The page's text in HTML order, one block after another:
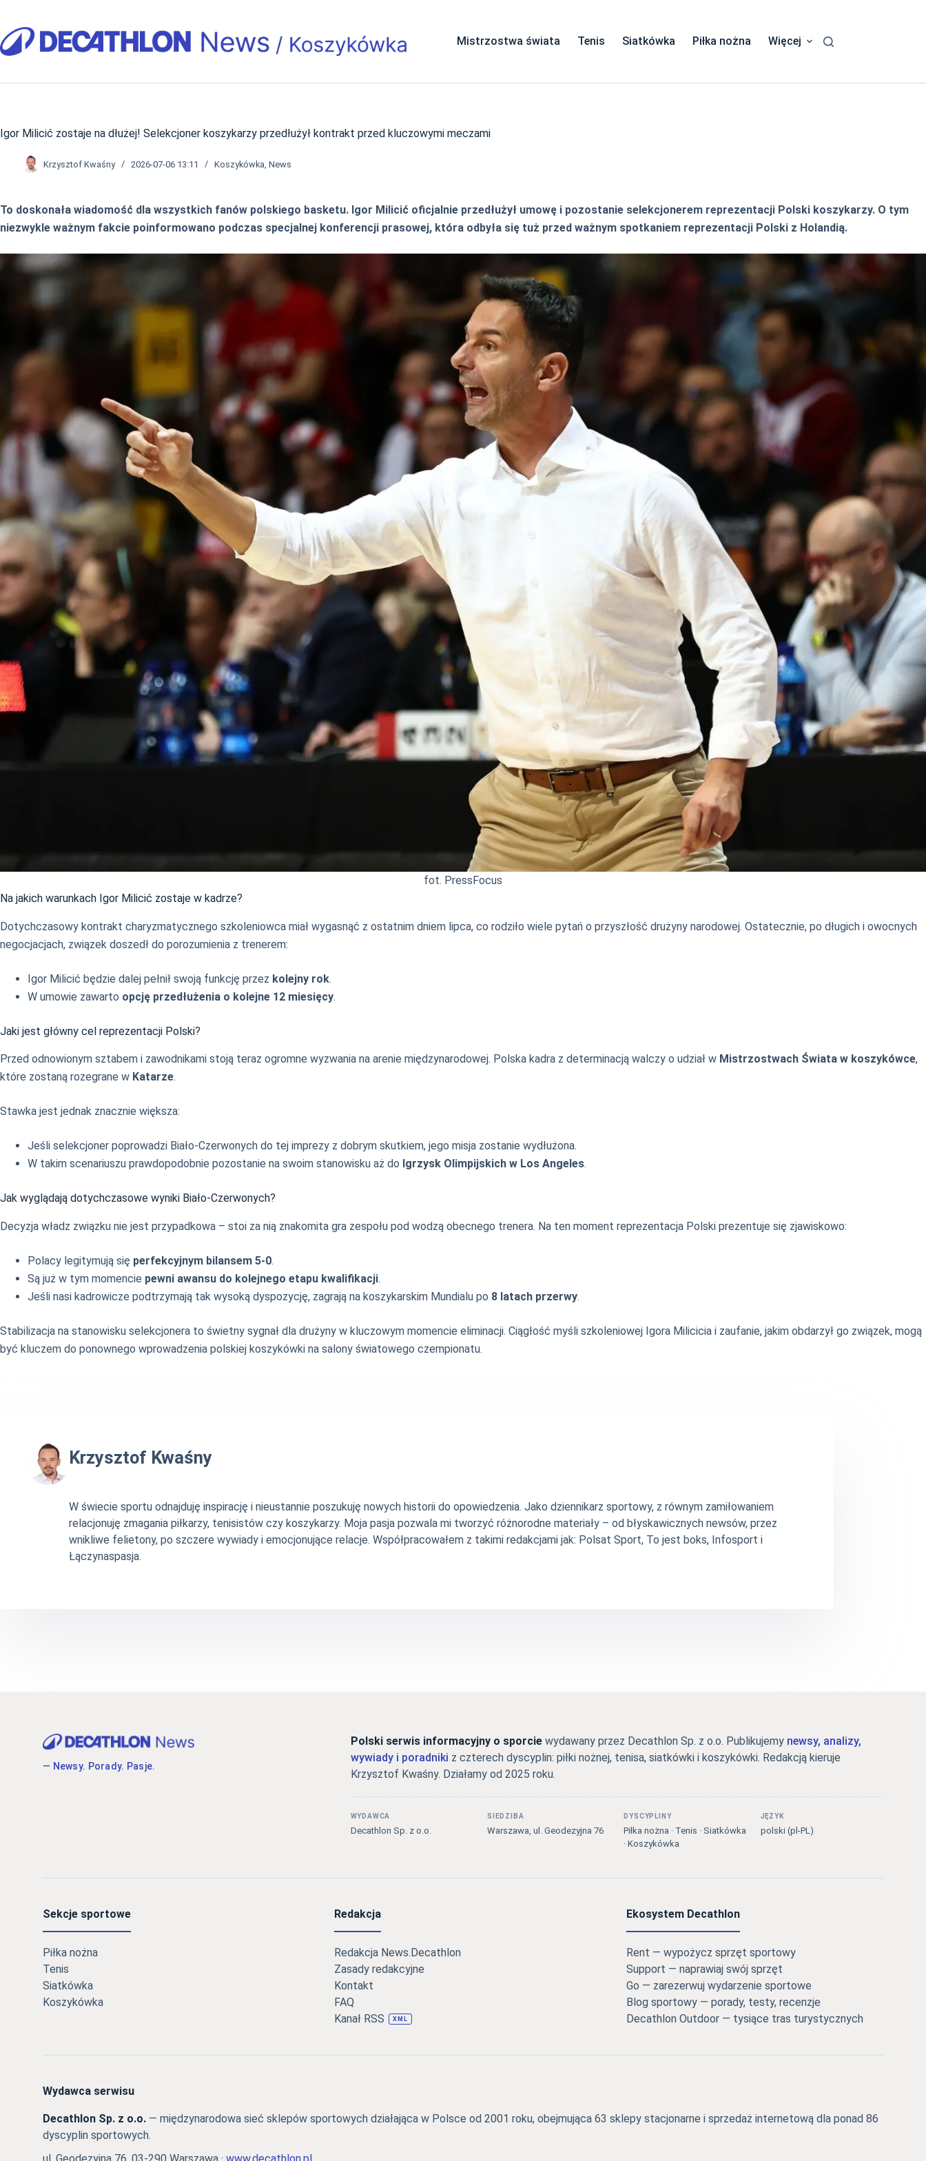
treści
Mistrzostwa świata Tenis Siatkówka Piłka nożna Więcej
Igor Milicić zostaje na dłużej! Selekcjoner koszykarzy przedłużył kontrakt przed kluczowymi meczami
Krzysztof Kwaśny 2026-07-06 13:11 Koszykówka ,News
To doskonała wiadomość dla wszystkich fanów polskiego basketu. Igor Milicić oficjalnie przedłużył umowę i pozostanie selekcjonerem reprezentacji Polski koszykarzy. O tym
niezwykle ważnym fakcie poinformowano podczas specjalnej konferencji prasowej, która odbyła się tuż przed ważnym spotkaniem reprezentacji Polski z Holandią.
fot. PressFocus
Na jakich warunkach Igor Milicić zostaje w kadrze?
Dotychczasowy kontrakt charyzmatycznego szkoleniowca miał wygasnąć z ostatnim dniem lipca, co rodziło wiele pytań o przyszłość drużyny narodowej. Ostatecznie, po długich i owocnych
negocjacjach, związek doszedł do porozumienia z trenerem:
Igor Milicić będzie dalej pełnił swoją funkcję przez kolejny rok.
W umowie zawarto opcję przedłużenia o kolejne 12 miesięcy.
Jaki jest główny cel reprezentacji Polski?
Przed odnowionym sztabem i zawodnikami stoją teraz ogromne wyzwania na arenie międzynarodowej. Polska kadra z determinacją walczy o udział w Mistrzostwach Świata w koszykówce,
które zostaną rozegrane w Katarze.
Stawka jest jednak znacznie większa:
Jeśli selekcjoner poprowadzi Biało-Czerwonych do tej imprezy z dobrym skutkiem, jego misja zostanie wydłużona.
W takim scenariuszu prawdopodobnie pozostanie na swoim stanowisku aż do Igrzysk Olimpijskich w Los Angeles.
Jak wyglądają dotychczasowe wyniki Biało-Czerwonych?
Decyzja władz związku nie jest przypadkowa – stoi za nią znakomita gra zespołu pod wodzą obecnego trenera. Na ten moment reprezentacja Polski prezentuje się zjawiskowo:
Polacy legitymują się perfekcyjnym bilansem 5-0.
Są już w tym momencie pewni awansu do kolejnego etapu kwalifikacji.
Jeśli nasi kadrowicze podtrzymają tak wysoką dyspozycję, zagrają na koszykarskim Mundialu po 8 latach przerwy.
Stabilizacja na stanowisku selekcjonera to świetny sygnał dla drużyny w kluczowym momencie eliminacji. Ciągłość myśli szkoleniowej Igora Milicicia i zaufanie, jakim obdarzył go związek, mogą
być kluczem do ponownego wprowadzenia polskiej koszykówki na salony światowego czempionatu.
Krzysztof Kwaśny
W świecie sportu odnajduję inspirację i nieustannie poszukuję nowych historii do opowiedzenia. Jako dziennikarz sportowy, z równym zamiłowaniem
relacjonuję zmagania piłkarzy, tenisistów czy koszykarzy. Moja pasja pozwala mi tworzyć różnorodne materiały – od błyskawicznych newsów, przez
wnikliwe felietony, po szczere wywiady i emocjonujące relacje. Współpracowałem z takimi redakcjami jak: Polsat Sport, To jest boks, Infosport i
Łączynaspasja.
— Newsy. Porady. Pasje.
Polski serwis informacyjny o sporciewydawany przez Decathlon Sp. z o.o. Publikujemy newsy, analizy,
wywiady i poradniki z czterech dyscyplin: piłki nożnej, tenisa, siatkówki i koszykówki. Redakcją kieruje
Krzysztof Kwaśny. Działamy od 2025 roku.
WYDAWCA
Decathlon Sp. z o.o.
SIEDZIBA
Warszawa, ul. Geodezyjna 76
DYSCYPLINY
Piłka nożna · Tenis · Siatkówka
· Koszykówka
JĘZYK
polski (pl-PL)
Sekcje sportowe
Piłka nożna
Tenis
Siatkówka
Koszykówka
Redakcja
Redakcja News.Decathlon
Zasady redakcyjne
Kontakt
FAQ
Kanał RSS
XML
Ekosystem Decathlon
Rent — wypożycz sprzęt sportowy
Support — naprawiaj swój sprzęt
Go — zarezerwuj wydarzenie sportowe
Blog sportowy — porady, testy, recenzje
Decathlon Outdoor — tysiące tras turystycznych
Wydawca serwisu
Decathlon Sp. z o.o. — międzynarodowa sieć sklepów sportowych działająca w Polsce od 2001 roku, obejmująca 63 sklepy stacjonarne i sprzedaż internetową dla ponad 86
dyscyplin sportowych.